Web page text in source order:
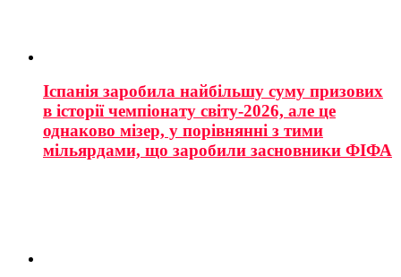
Іспанія заробила найбільшу суму призових
в історії чемпіонату світу-2026, але це
однаково мізер, у порівнянні з тими
мільярдами, що заробили засновники ФІФА